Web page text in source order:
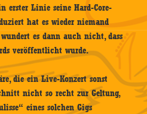
erster Linie seine Hard-Core-
hat es wieder niemand
wundert es dann auch nicht, dass
veröffentlicht wurde.
die ein Live-Konzert sonst
nicht so recht zur Geltung,
eines solchen Gigs